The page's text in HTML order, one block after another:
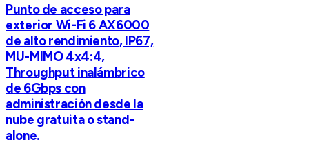
Punto de acceso para
exterior Wi-Fi 6 AX6000
de alto rendimiento, IP67,
MU-MIMO 4x4:4,
Throughput inalámbrico
de 6Gbps con
administración desde la
nube gratuita o stand-
alone.